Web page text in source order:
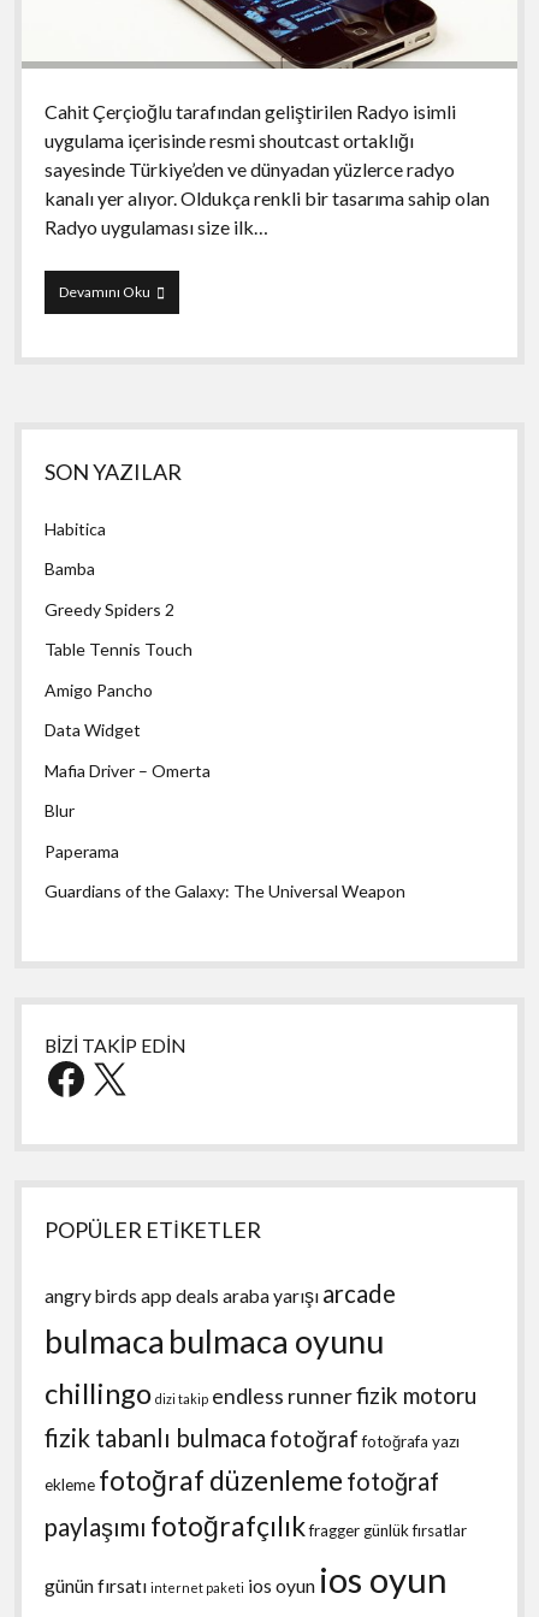
Cahit Çerçioğlu tarafından geliştirilen Radyo isimli
uygulama içerisinde resmi shoutcast ortaklığı
sayesinde Türkiye’den ve dünyadan yüzlerce radyo
kanalı yer alıyor. Oldukça renkli bir tasarıma sahip olan
Radyo uygulaması size ilk…
Devamını OkuYerli
Radyo
Yan
Menü
SON YAZILAR
Habitica
Bamba
Greedy Spiders 2
Table Tennis Touch
Amigo Pancho
Data Widget
Mafia Driver – Omerta
Blur
Paperama
Guardians of the Galaxy: The Universal Weapon
BİZİ TAKİP EDİN
Facebook
X
POPÜLER ETİKETLER
angry birds app deals araba yarışı arcade
bulmaca bulmaca oyunu
chillingo dizi takip endless runnerfizik motoru
fizik tabanlı bulmaca fotoğraf fotoğrafa yazı
ekleme fotoğraf düzenleme fotoğraf
paylaşımı fotoğrafçılıkfraggergünlük fırsatlar
günün fırsatı internet paketi ios oyun ios oyun